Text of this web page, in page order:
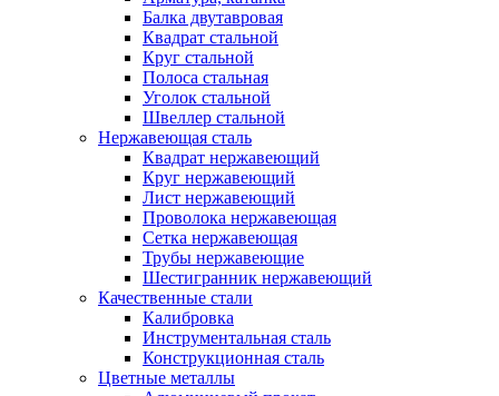
Балка двутавровая
Квадрат стальной
Круг стальной
Полоса стальная
Уголок стальной
Швеллер стальной
Нержавеющая сталь
Квадрат нержавеющий
Круг нержавеющий
Лист нержавеющий
Проволока нержавеющая
Сетка нержавеющая
Трубы нержавеющие
Шестигранник нержавеющий
Качественные стали
Калибровка
Инструментальная сталь
Конструкционная сталь
Цветные металлы